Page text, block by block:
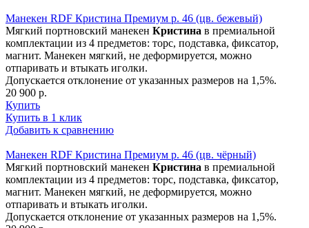
Манекен RDF Кристина Премиум р. 46 (цв. бежевый)
Мягкий портновский манекен Кристина в премиальной
комплектации из 4 предметов: торс, подставка, фиксатор,
магнит. Манекен мягкий, не деформируется, можно
отпаривать и втыкать иголки.
Допускается отклонение от указанных размеров на 1,5%.
20 900 р.
Купить
Купить в 1 клик
Добавить к сравнению
Манекен RDF Кристина Премиум р. 46 (цв. чёрный)
Мягкий портновский манекен Кристина в премиальной
комплектации из 4 предметов: торс, подставка, фиксатор,
магнит. Манекен мягкий, не деформируется, можно
отпаривать и втыкать иголки.
Допускается отклонение от указанных размеров на 1,5%.